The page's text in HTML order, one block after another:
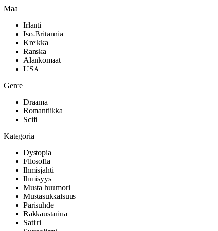
Maa
Irlanti
Iso-Britannia
Kreikka
Ranska
Alankomaat
USA
Genre
Draama
Romantiikka
Scifi
Kategoria
Dystopia
Filosofia
Ihmisjahti
Ihmisyys
Musta huumori
Mustasukkaisuus
Parisuhde
Rakkaustarina
Satiiri